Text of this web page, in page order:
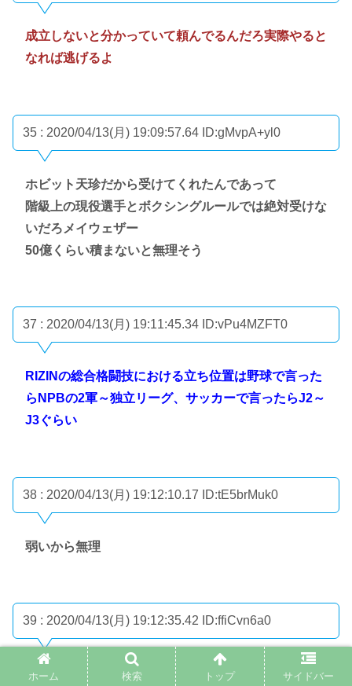
成立しないと分かっていて頼んでるんだろ実際やると
なれば逃げるよ
35 : 2020/04/13(月) 19:09:57.64 ID:gMvpA+yl0
ホビット天珍だから受けてくれたんであって
階級上の現役選手とボクシングルールでは絶対受けな
いだろメイウェザー
50億くらい積まないと無理そう
37 : 2020/04/13(月) 19:11:45.34 ID:vPu4MZFT0
RIZINの総合格闘技における立ち位置は野球で言った
らNPBの2軍～独立リーグ、サッカーで言ったらJ2～
J3ぐらい
38 : 2020/04/13(月) 19:12:10.17 ID:tE5brMuk0
弱いから無理
39 : 2020/04/13(月) 19:12:35.42 ID:ffiCvn6a0
やることになったらやると思うよ
ホーム 検索 トップ サイドバー